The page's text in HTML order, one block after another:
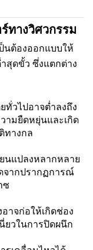
ทางวิศวกรรม
นต้องออกแบบให้
ดขั้ว ซึ่งแตกต่าง
ทั่วไปอาจต่ำลงถึง
ามยืดหยุ่นและเกิด
ทางกล
นแปลงหลากหลาย
จากปรากฏการณ์
ซ
าจก่อให้เกิดช่อง
ยวในการปิดผนึก